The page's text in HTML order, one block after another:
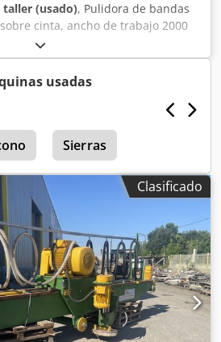
taller (usado), Pulidora de bandas
cinta, ancho de trabajo 2000
Para mármol y granito. Cargador de
de rodillos. Capacidad: 2000 mm x
revisada. Máquina
en camión. Contacto telefónico en
en su idioma. Dkodpfx
usadas
Sierras
Clasificado